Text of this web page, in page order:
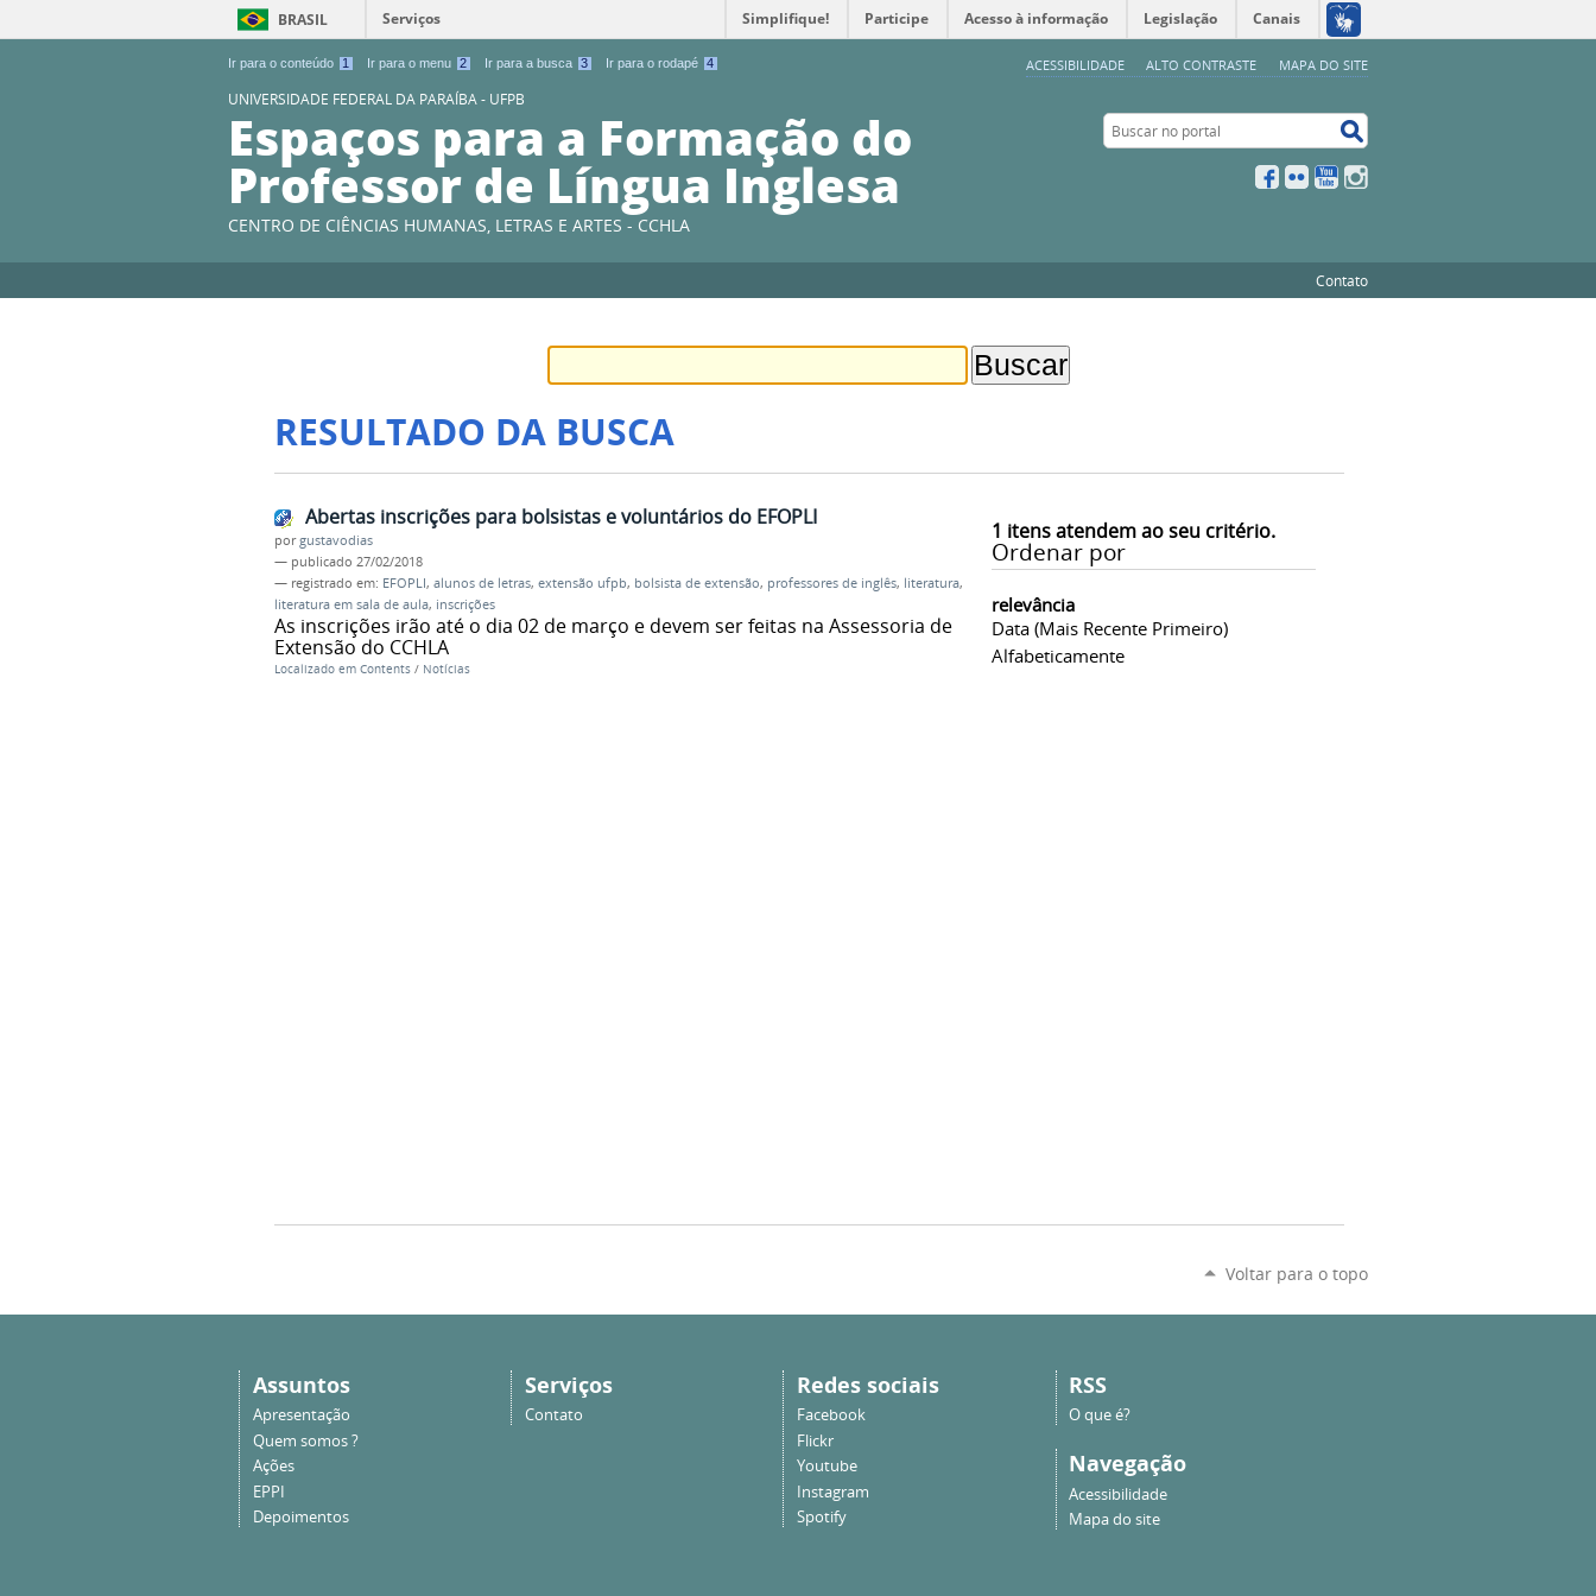
Ir para o conteúdo 1 Ir para o menu 2 Ir para a busca 3 Ir para o rodapé 4 ACESSIBILIDADE ALTO CONTRASTE MAPA DO SITE
BRASIL Serviços Simplifique! Participe Acesso à informação Legislação Canais
UNIVERSIDADE FEDERAL DA PARAÍBA - UFPB
Espaços para a Formação do
Professor de Língua Inglesa
CENTRO DE CIÊNCIAS HUMANAS, LETRAS E ARTES - CCHLA
Buscar no portal
Facebook
Flickr YouTube
Contato
RESULTADO DA BUSCA
1 itens atendem ao seu critério.
Ordenar por
relevância
Data (mais Recente Primeiro)
Alfabeticamente
Abertas inscrições para bolsistas e voluntários do EFOPLI
porgustavodias
— publicado 27/02/2018
— registrado em: EFOPLI, alunos de letras, extensão ufpb, bolsista de extensão, professores de inglês, literatura,
literatura em sala de aula, inscrições
As inscrições irão até o dia 02 de março e devem ser feitas na Assessoria de
Extensão do CCHLA
Localizado em Contents / Notícias
Voltar para o topo
Assuntos
Apresentação
Quem somos ?
Ações
EPPI
Depoimentos
Serviços
Contato
Redes sociais
Facebook
Flickr
Youtube
Instagram
Spotify
RSS
O que é?
Navegação
Acessibilidade
Mapa do site